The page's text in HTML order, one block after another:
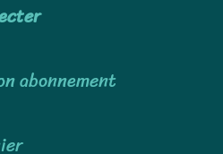
abonnement